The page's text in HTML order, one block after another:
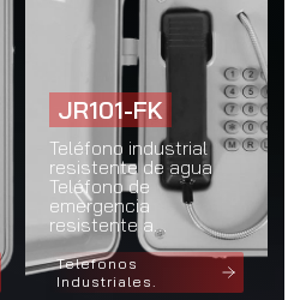
JR101-FK
Teléfono industrial
resistente de agua
Teléfono de
emergencia
resistente a…
Telefonos
Industriales.